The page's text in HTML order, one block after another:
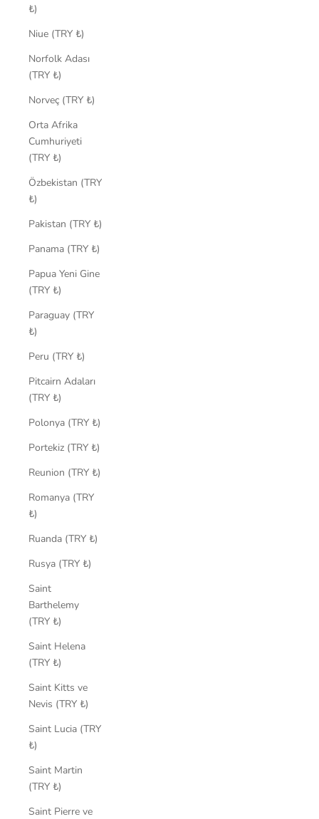
₺)
Niue (TRY ₺)
Norfolk Adası
(TRY ₺)
Norveç (TRY ₺)
Orta Afrika
Cumhuriyeti
(TRY ₺)
Özbekistan (TRY
₺)
Pakistan (TRY ₺)
Panama (TRY ₺)
Papua Yeni Gine
(TRY ₺)
Paraguay (TRY
₺)
Peru (TRY ₺)
Pitcairn Adaları
(TRY ₺)
Polonya (TRY ₺)
Portekiz (TRY ₺)
Reunion (TRY ₺)
Romanya (TRY
₺)
Ruanda (TRY ₺)
Rusya (TRY ₺)
Saint
Barthelemy
(TRY ₺)
Saint Helena
(TRY ₺)
Saint Kitts ve
Nevis (TRY ₺)
Saint Lucia (TRY
₺)
Saint Martin
(TRY ₺)
Saint Pierre ve